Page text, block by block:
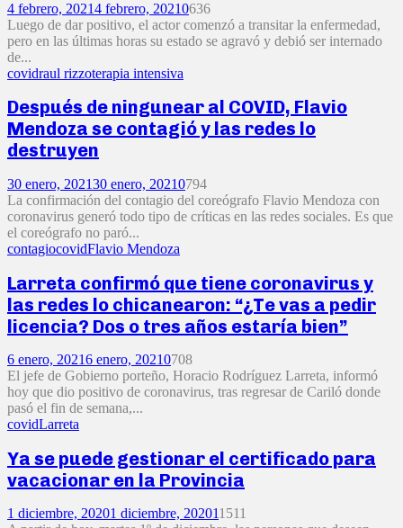
4 febrero, 20214 febrero, 20210636
Luego de dar positivo, el actor comenzó a transitar la enfermedad,
pero en las últimas horas su estado se agravó y debió ser internado
de...
covidraul rizzoterapia intensiva
Después de ningunear al COVID, Flavio
Mendoza se contagió y las redes lo
destruyen
30 enero, 202130 enero, 20210794
La confirmación del contagio del coreógrafo Flavio Mendoza con
coronavirus generó todo tipo de críticas en las redes sociales. Es que
el coreógrafo no paró...
contagiocovidFlavio Mendoza
Larreta confirmó que tiene coronavirus y
las redes lo chicanearon: “¿Te vas a pedir
licencia? Dos o tres años estaría bien”
6 enero, 20216 enero, 20210708
El jefe de Gobierno porteño, Horacio Rodríguez Larreta, informó
hoy que dio positivo de coronavirus, tras regresar de Cariló donde
pasó el fin de semana,...
covidLarreta
Ya se puede gestionar el certificado para
vacacionar en la Provincia
1 diciembre, 20201 diciembre, 202011511